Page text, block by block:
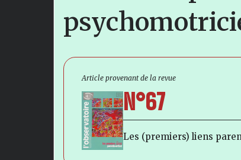
Article provenant de la revue
N°67
Les (premiers) liens